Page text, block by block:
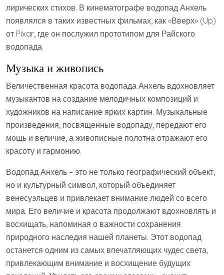
лирических стихов. В кинематографе водопад Анхель
появлялся в таких известных фильмах, как «Вверх» (Up)
от Pixar, где он послужил прототипом для Райского
водопада.
Музыка и живопись
Величественная красота водопада Анхель вдохновляет
музыкантов на создание мелодичных композиций и
художников на написание ярких картин. Музыкальные
произведения, посвященные водопаду, передают его
мощь и величие, а живописные полотна отражают его
красоту и гармонию.
Водопад Анхель – это не только географический объект,
но и культурный символ, который объединяет
венесуэльцев и привлекает внимание людей со всего
мира. Его величие и красота продолжают вдохновлять и
восхищать, напоминая о важности сохранения
природного наследия нашей планеты. Этот водопад
останется одним из самых впечатляющих чудес света,
привлекающим внимание и восхищение будущих